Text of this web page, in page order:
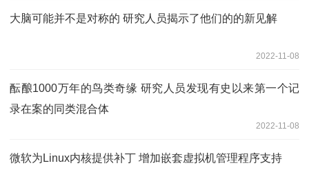
大脑可能并不是对称的 研究人员揭示了他们的的新见解
2022-11-08
酝酿1000万年的鸟类奇缘 研究人员发现有史以来第一个记
录在案的同类混合体
2022-11-08
微软为Linux内核提供补丁 增加嵌套虚拟机管理程序支持